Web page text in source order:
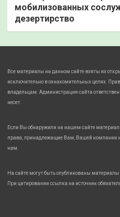
мобилизованных
дезертирство
Все материалы на данном сайте взяты из
исключительно в ознакомительных целях.
владельцам. Администрация сайта
несет.
Если Вы обнаружили на нашем сайте
права, принадлежащие Вам, Вашей компании
нам.
На сайте могут быть опубликованы материалы
При цитировании ссылка на источник